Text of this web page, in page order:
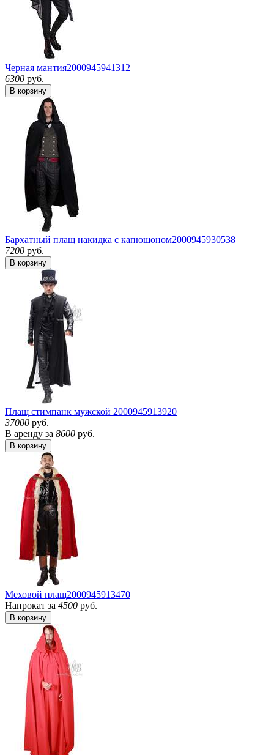
Черная мантия2000945941312
6300 руб.
В корзину
Бархатный плащ накидка с капюшоном2000945930538
7200 руб.
В корзину
Плащ стимпанк мужской 2000945913920
37000 руб.
В аренду за 8600 руб.
В корзину
Меховой плащ2000945913470
Напрокат за 4500 руб.
В корзину